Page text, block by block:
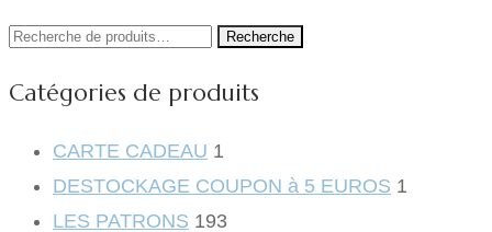
28.90€.14.45€.
Recherche
Recherche
Catégories de produits
CARTE CADEAU 1
DESTOCKAGE COUPON à 5 EUROS 1
LES PATRONS 193